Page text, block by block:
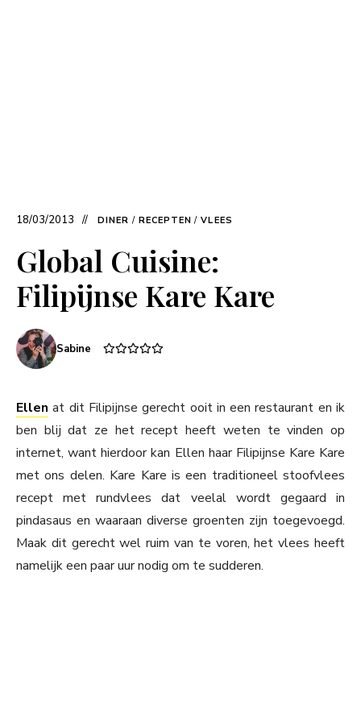
18/03/2013 DINER / RECEPTEN / VLEES
Global Cuisine:
Filipijnse Kare Kare
Sabine
Ellen at dit Filipijnse gerecht ooit in een restaurant en ik
ben blij dat ze het recept heeft weten te vinden op
internet, want hierdoor kan Ellen haar Filipijnse Kare Kare
met ons delen. Kare Kare is een traditioneel stoofvlees
recept met rundvlees dat veelal wordt gegaard in
pindasaus en waaraan diverse groenten zijn toegevoegd.
Maak dit gerecht wel ruim van te voren, het vlees heeft
namelijk een paar uur nodig om te sudderen.